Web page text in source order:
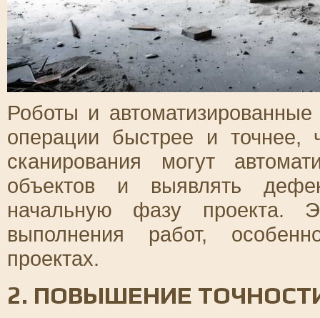
Роботы и
операции быстрее и точнее,
сканирования могут
объектов и выявлять
начальную фазу проекта.
выполнения работ,
проектах.
2. ПОВЫШЕНИЕ